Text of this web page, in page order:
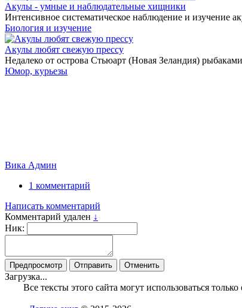
Акулы - умные и наблюдательные хищники
Интенсивное систематическое наблюдение и изучение
Биология и изучение
Акулы любят свежую прессу
Недалеко от острова Стьюарт (Новая Зеландия)
Юмор, курьезы
Вика Админ
1 комментарий
Написать комментарий
Комментарий удален ↓
Ник:
Загрузка...
Все тексты этого сайта могут использоваться